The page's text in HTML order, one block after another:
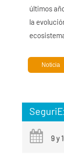
últimos
la
Noticia
9 y